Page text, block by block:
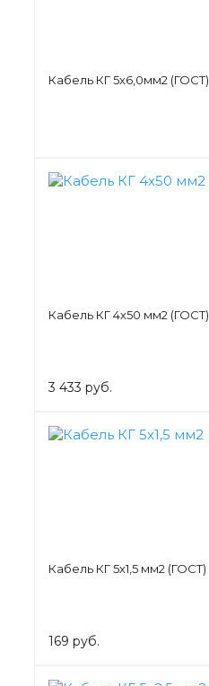
Кабель КГ 5х6,0мм2 (ГОСТ)
Кабель КГ 4х50 мм2 (ГОСТ)
3 433 руб.
Кабель КГ 5х1,5 мм2 (ГОСТ)
169 руб.